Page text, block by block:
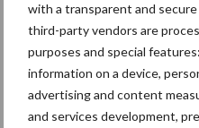
with a transparent and
third-party vendors are
purposes and special
information on a device,
advertising and content
and services development,